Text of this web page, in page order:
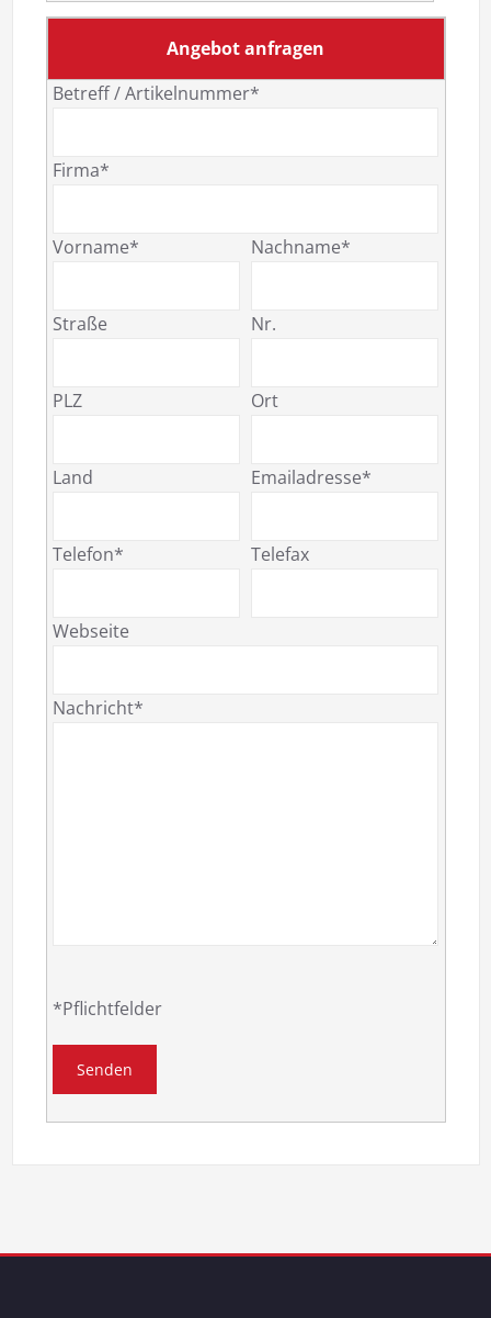
Angebot anfragen
Betreff / Artikelnummer*
Firma*
Vorname* Nachname*
Straße Nr.
PLZ Ort
Land Emailadresse*
Telefon* Telefax
Webseite
Nachricht*
*Pflichtfelder